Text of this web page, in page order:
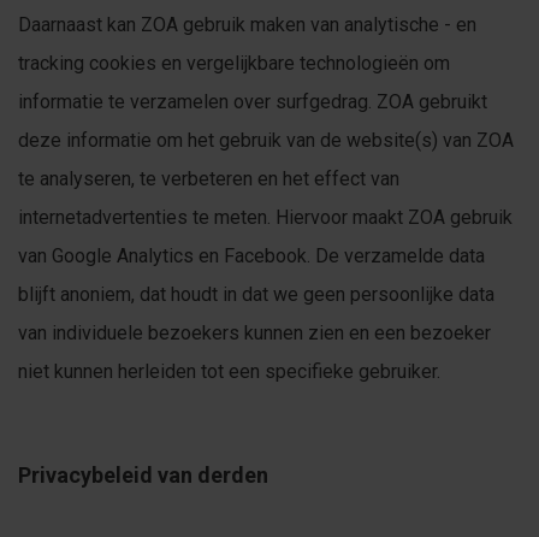
Daarnaast kan ZOA gebruik maken van analytische - en
tracking cookies en vergelijkbare technologieën om
informatie te verzamelen over surfgedrag. ZOA gebruikt
deze informatie om het gebruik van de website(s) van ZOA
te analyseren, te verbeteren en het effect van
internetadvertenties te meten. Hiervoor maakt ZOA gebruik
van Google Analytics en Facebook. De verzamelde data
blijft anoniem, dat houdt in dat we geen persoonlijke data
van individuele bezoekers kunnen zien en een bezoeker
niet kunnen herleiden tot een specifieke gebruiker.
Privacybeleid van derden